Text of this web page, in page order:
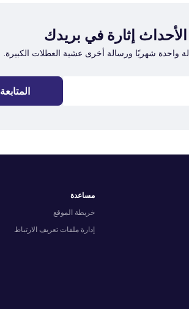
الأحداث إثارة في بريدك
واحدة شهريًا ورسالة أخرى عشية العطلات الكبيرة.
المتابعة
مساعدة
خريطة الموقع
إدارة ملفات تعريف الارتباط